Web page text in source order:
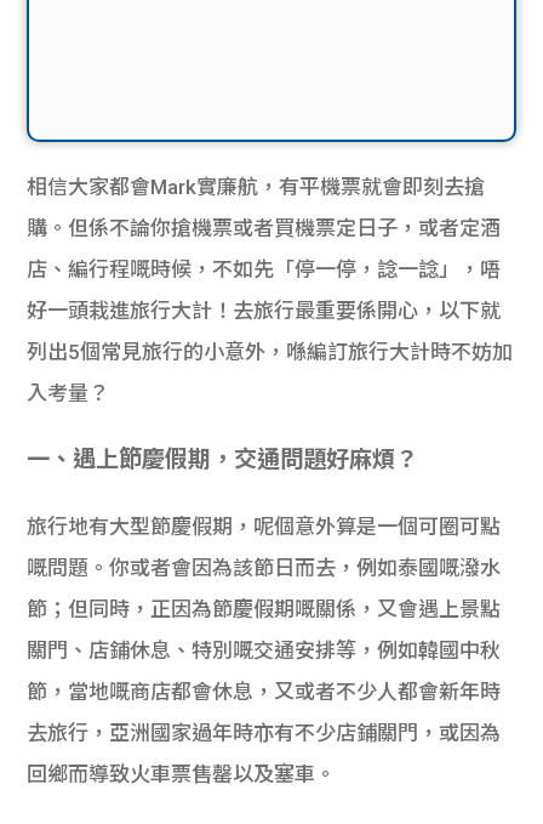
相信大家都會Mark實廉航，有平機票就會即刻去搶
購。但係不論你搶機票或者買機票定日子，或者定酒
店、編行程嘅時候，不如先「停一停，諗一諗」，唔
好一頭栽進旅行大計！去旅行最重要係開心，以下就
列出5個常見旅行的小意外，喺編訂旅行大計時不妨加
入考量？
一、遇上節慶假期，交通問題好麻煩？
旅行地有大型節慶假期，呢個意外算是一個可圈可點
嘅問題。你或者會因為該節日而去，例如泰國嘅潑水
節；但同時，正因為節慶假期嘅關係，又會遇上景點
關門、店鋪休息、特別嘅交通安排等，例如韓國中秋
節，當地嘅商店都會休息，又或者不少人都會新年時
去旅行，亞洲國家過年時亦有不少店鋪關門，或因為
回鄉而導致火車票售罄以及塞車。